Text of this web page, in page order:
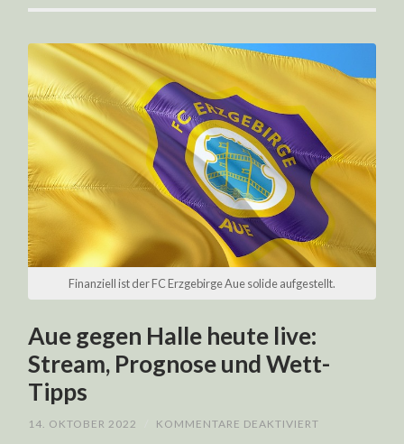
Finanziell ist der FC Erzgebirge Aue solide aufgestellt.
Aue gegen Halle heute live:
Stream, Prognose und Wett-
Tipps
14. OKTOBER 2022 KOMMENTARE DEAKTIVIERT